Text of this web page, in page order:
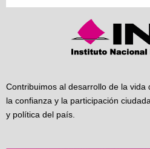
Contribuimos al desarrollo de la vida
la confianza y la participación
y política del país.